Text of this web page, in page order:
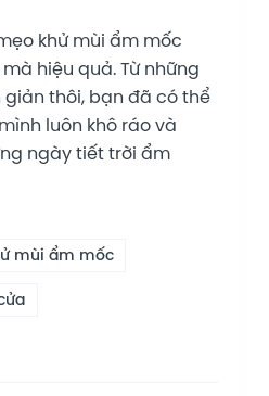
khử mùi ẩm mốc
hiệu quả. Từ những
thôi, bạn đã có thể
luôn khô ráo và
ngày tiết trời ẩm
mùi ẩm mốc